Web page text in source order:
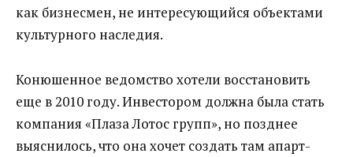
как бизнесмен, не интересующийся объектами
культурного наследия.
Конюшенное ведомство хотели восстановить
еще в 2010 году. Инвестором должна была стать
компания «Плаза Лотос групп», но позднее
выяснилось, что она хочет создать там апарт-